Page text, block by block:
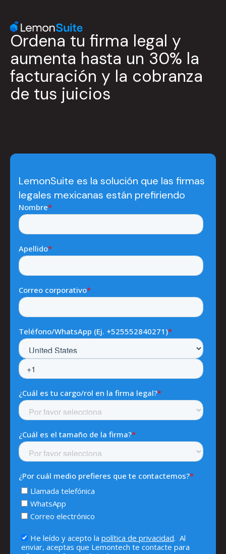
Ordena tu firma legal y
aumenta hasta un 30% la
facturación y la cobranza
de tus juicios
LemonSuite es la solución que las firmas
legales mexicanas están prefiriendo